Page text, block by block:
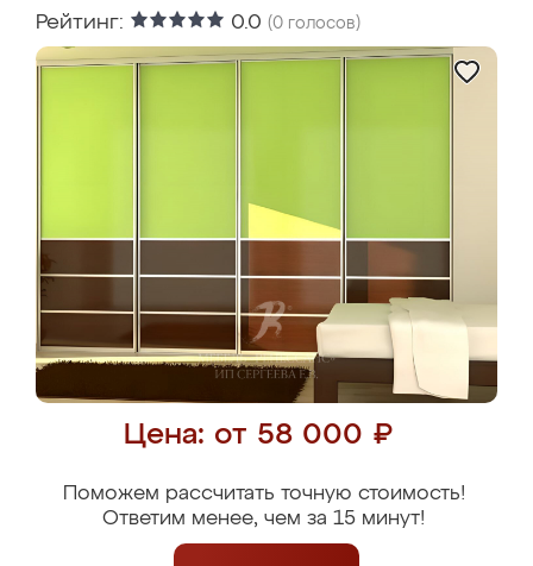
Рейтинг: 0.0 (0 голосов)
Цена: от 58 000 ₽
Поможем рассчитать точную стоимость!
Ответим менее, чем за 15 минут!